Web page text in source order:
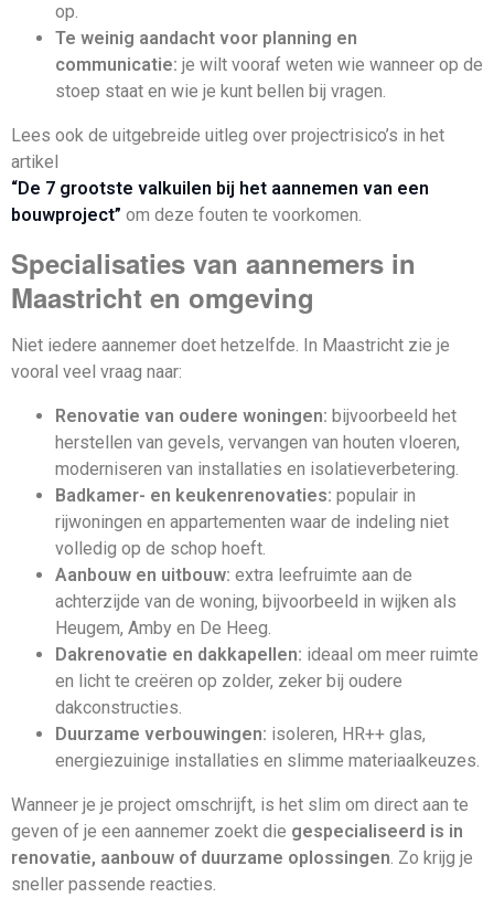
op.
Te weinig aandacht voor planning en
communicatie: je wilt vooraf weten wie wanneer op de
stoep staat en wie je kunt bellen bij vragen.
Lees ook de uitgebreide uitleg over projectrisico’s in het
artikel
“De 7 grootste valkuilen bij het aannemen van een
bouwproject” om deze fouten te voorkomen.
Specialisaties van aannemers in
Maastricht en omgeving
Niet iedere aannemer doet hetzelfde. In Maastricht zie je
vooral veel vraag naar:
Renovatie van oudere woningen: bijvoorbeeld het
herstellen van gevels, vervangen van houten vloeren,
moderniseren van installaties en isolatieverbetering.
Badkamer- en keukenrenovaties: populair in
rijwoningen en appartementen waar de indeling niet
volledig op de schop hoeft.
Aanbouw en uitbouw: extra leefruimte aan de
achterzijde van de woning, bijvoorbeeld in wijken als
Heugem, Amby en De Heeg.
Dakrenovatie en dakkapellen: ideaal om meer ruimte
en licht te creëren op zolder, zeker bij oudere
dakconstructies.
Duurzame verbouwingen: isoleren, HR++ glas,
energiezuinige installaties en slimme materiaalkeuzes.
Wanneer je je project omschrijft, is het slim om direct aan te
geven of je een aannemer zoekt die gespecialiseerd is in
renovatie, aanbouw of duurzame oplossingen. Zo krijg je
sneller passende reacties.